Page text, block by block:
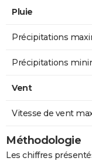
Pluie
Précipitations
Précipitations
Vent
Vitesse de vent
Méthodologie
Les chiffres